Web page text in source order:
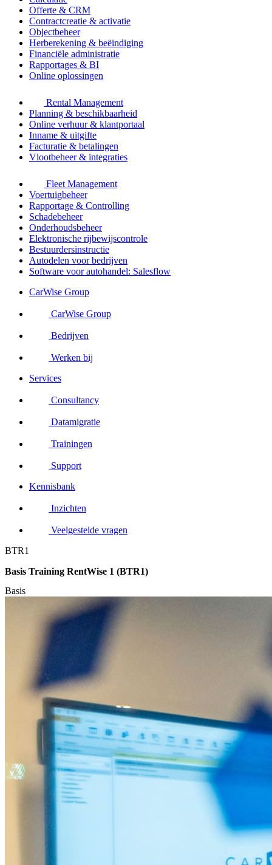
Offerte & CRM
Contractcreatie & activatie
Objectbeheer
Herberekening & beëindiging
Financiële administratie
Rapportages & BI
Online oplossingen
Rental Management
Planning & beschikbaarheid
Online verhuur & klantportaal
Inname & uitgifte
Facturatie & betalingen
Vlootbeheer & integraties
Fleet Management
Voertuigbeheer
Rapportage & Controlling
Schadebeheer
Onderhoudsbeheer
Elektronische rijbewijscontrole
Bestuurdersinstructie
Autodelen voor bedrijven
Software voor autohandel: Salesflow
CarWise Group
CarWise Group
Bedrijven
Werken bij
Services
Consultancy
Datamigratie
Trainingen
Support
Kennisbank
Inzichten
Veelgestelde vragen
BTR1
Basis Training RentWise 1 (BTR1)
Basis